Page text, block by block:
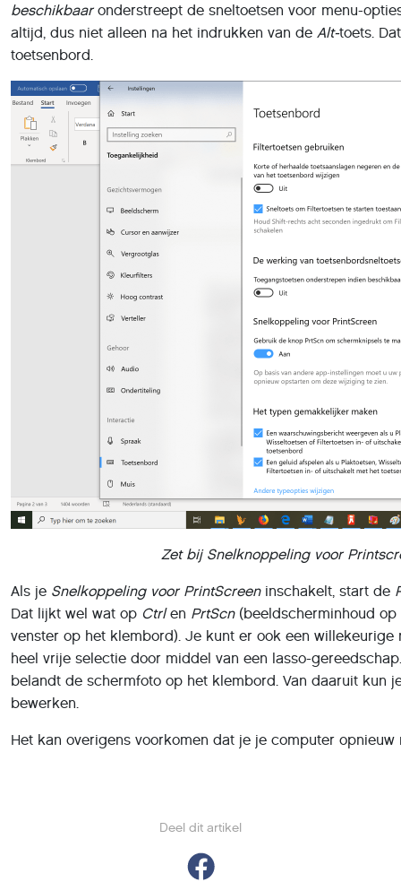
Deel dit artikel
beschikbaaronderstreept de sneltoetsen voor menu-
altijd, dus niet alleen na het indrukken van de Alt-toets.
toetsenbord.
Zet bij Snelknoppeling voor
Als je Snelkoppeling voor PrintScreeninschakelt, start de
Dat lijkt wel wat op Ctrlen PrtScn(beeldscherminhoud
venster op het klembord). Je kunt er ook een
heel vrije selectie door middel van een lasso-
belandt de schermfoto op het klembord. Van daaruit kun
bewerken.
Het kan overigens voorkomen dat je je computer